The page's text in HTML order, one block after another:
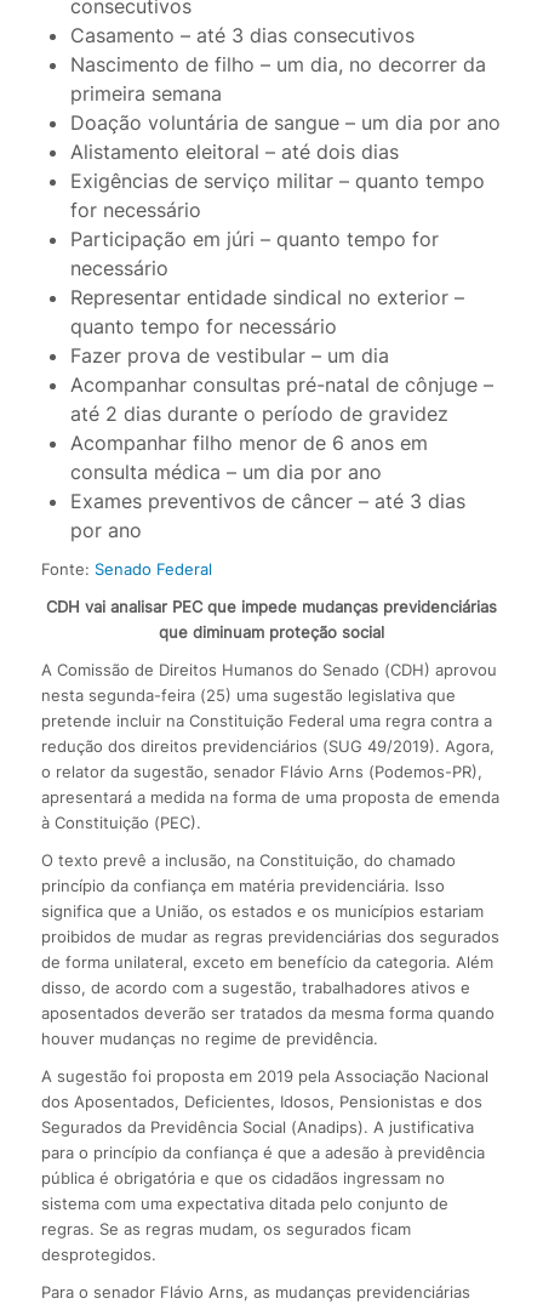
consecutivos
Casamento – até 3 dias consecutivos
Nascimento de filho – um dia, no decorrer da
primeira semana
Doação voluntária de sangue – um dia por ano
Alistamento eleitoral – até dois dias
Exigências de serviço militar – quanto tempo
for necessário
Participação em júri – quanto tempo for
necessário
Representar entidade sindical no exterior –
quanto tempo for necessário
Fazer prova de vestibular – um dia
Acompanhar consultas pré-natal de cônjuge –
até 2 dias durante o período de gravidez
Acompanhar filho menor de 6 anos em
consulta médica – um dia por ano
Exames preventivos de câncer – até 3 dias
por ano
Fonte: Senado Federal
CDH vai analisar PEC que impede mudanças previdenciárias
que diminuam proteção social
A Comissão de Direitos Humanos do Senado (CDH) aprovou
nesta segunda-feira (25) uma sugestão legislativa que
pretende incluir na Constituição Federal uma regra contra a
redução dos direitos previdenciários (SUG 49/2019). Agora,
o relator da sugestão, senador Flávio Arns (Podemos-PR),
apresentará a medida na forma de uma proposta de emenda
à Constituição (PEC).
O texto prevê a inclusão, na Constituição, do chamado
princípio da confiança em matéria previdenciária. Isso
significa que a União, os estados e os municípios estariam
proibidos de mudar as regras previdenciárias dos segurados
de forma unilateral, exceto em benefício da categoria. Além
disso, de acordo com a sugestão, trabalhadores ativos e
aposentados deverão ser tratados da mesma forma quando
houver mudanças no regime de previdência.
A sugestão foi proposta em 2019 pela Associação Nacional
dos Aposentados, Deficientes, Idosos, Pensionistas e dos
Segurados da Previdência Social (Anadips). A justificativa
para o princípio da confiança é que a adesão à previdência
pública é obrigatória e que os cidadãos ingressam no
sistema com uma expectativa ditada pelo conjunto de
regras. Se as regras mudam, os segurados ficam
desprotegidos.
Para o senador Flávio Arns, as mudanças previdenciárias